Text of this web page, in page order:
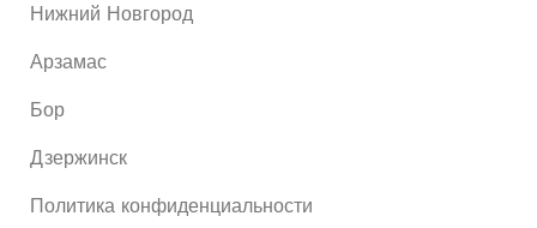
Нижний Новгород
Арзамас
Бор
Дзержинск
Политика конфиденциальности